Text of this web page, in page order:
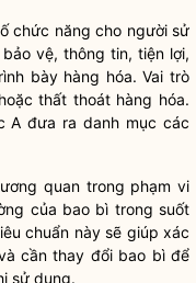
chức năng cho người sử
vệ, thông tin, tiện lợi,
bày hàng hóa. Vai trò
thất thoát hàng hóa.
A đưa ra danh mục các
quan trong phạm vi
của bao bì trong suốt
chuẩn này sẽ giúp xác
cần thay đổi bao bì để
sử dụng.